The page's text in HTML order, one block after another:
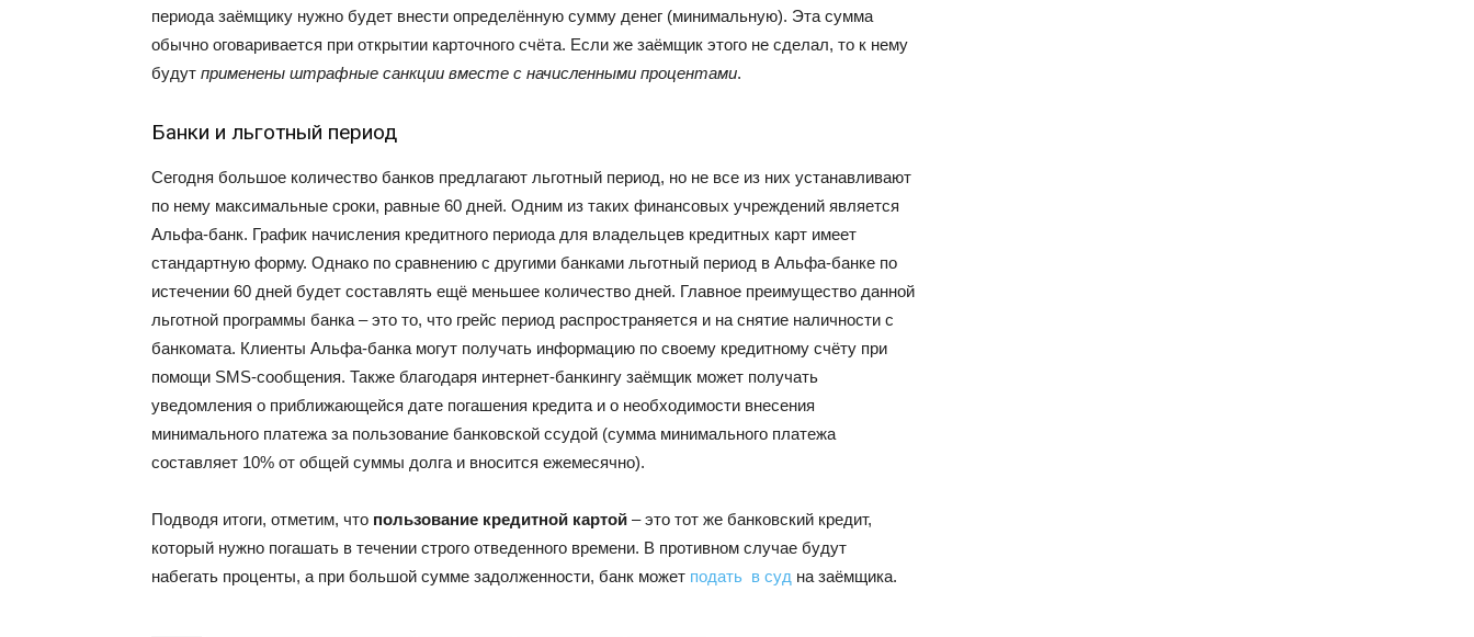
периода заёмщику нужно будет внести определённую сумму денег (минимальную). Эта сумма
обычно оговаривается при открытии карточного счёта. Если же заёмщик этого не сделал, то к нему
будут применены штрафные санкции вместе с начисленными процентами.
Банки и льготный период
Сегодня большое количество банков предлагают льготный период, но не все из них устанавливают
по нему максимальные сроки, равные 60 дней. Одним из таких финансовых учреждений является
Альфа-банк. График начисления кредитного периода для владельцев кредитных карт имеет
стандартную форму. Однако по сравнению с другими банками льготный период в Альфа-банке по
истечении 60 дней будет составлять ещё меньшее количество дней. Главное преимущество данной
льготной программы банка – это то, что грейс период распространяется и на снятие наличности с
банкомата. Клиенты Альфа-банка могут получать информацию по своему кредитному счёту при
помощи SMS-сообщения. Также благодаря интернет-банкингу заёмщик может получать
уведомления о приближающейся дате погашения кредита и о необходимости внесения
минимального платежа за пользование банковской ссудой (сумма минимального платежа
составляет 10% от общей суммы долга и вносится ежемесячно).
Подводя итоги, отметим, что пользование кредитной картой – это тот же банковский кредит,
который нужно погашать в течении строго отведенного времени. В противном случае будут
набегать проценты, а при большой сумме задолженности, банк может подать в суд на заёмщика.